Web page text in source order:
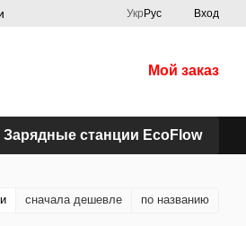
Укр Рус Вход
Мой заказ
Зарядные станции EcoFlow
сначала дешевле по названию